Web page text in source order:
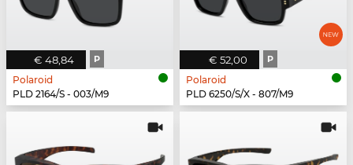
€ 48,84 P
Polaroid
PLD 2164/S - 003/M9
€ 52,00 P
Polaroid
PLD 6250/S/X - 807/M9